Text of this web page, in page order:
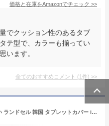
価格と在庫をAmazonでチェック >>
でクッション性のあるタブ
テ型で、カラーも揃ってい
います。
全てのおすすめコメント (1件) >
タブレットケース 小学生 可愛い ランドセル 韓国 タブレットカバー iPad Pro air 11インチ 10インチ おしゃれ andoroid 小学校 中学校 タブレット学習 うさぎ くま ウサギ クマ ファンシー ふわふわ もこもこ ネコポス送料無料